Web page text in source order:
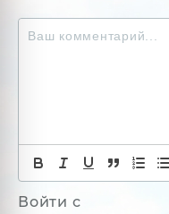
Войти с